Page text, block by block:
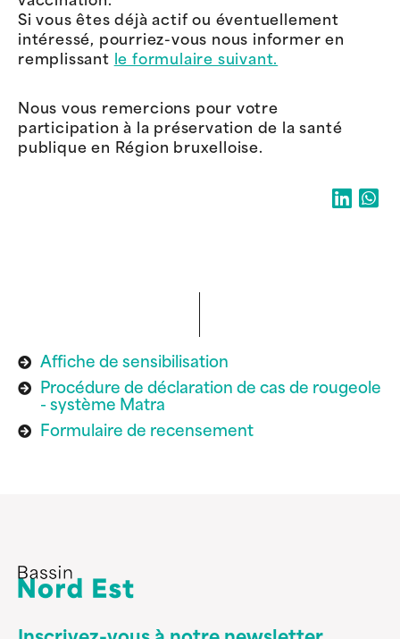
Si vous êtes déjà actif ou éventuellement
intéressé, pourriez-vous nous informer en
remplissant
le formulaire suivant.
Nous vous remercions pour votre
participation à la préservation de la santé
publique en Région bruxelloise.
Affiche de sensibilisation
Procédure de déclaration de cas de rougeole
- système Matra
Formulaire de recensement